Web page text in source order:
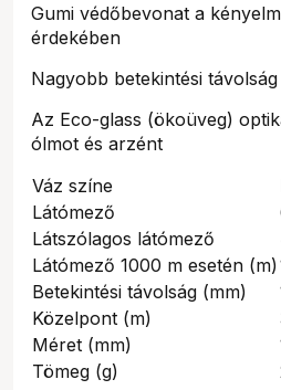
Gumi védőbevonat a
érdekében
Nagyobb betekintési távolság
Az Eco-glass (ökoüveg)
ólmot és arzént
Váz színe
Látómező
Látszólagos látómező
Látómező 1000 m esetén (m)
Betekintési távolság (mm)
Közelpont (m)
Méret (mm)
Tömeg (g)